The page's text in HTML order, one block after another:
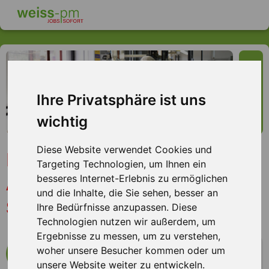
Ihre Privatsphäre ist uns
wichtig
Diese Website verwendet Cookies und
Targeting Technologien, um Ihnen ein
besseres Internet-Erlebnis zu ermöglichen
und die Inhalte, die Sie sehen, besser an
Ihre Bedürfnisse anzupassen. Diese
Technologien nutzen wir außerdem, um
Ergebnisse zu messen, um zu verstehen,
woher unsere Besucher kommen oder um
unsere Website weiter zu entwickeln.
Maschinen- und
Anlagenführer (m/w/d)
Schicht, Friedrichsdorf
mehr Infos zum Arbeitsplatz